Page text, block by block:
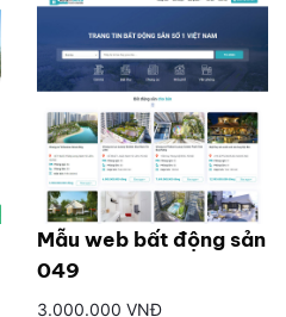
Mẫu web bất động sản
049
3.000.000 VNĐ